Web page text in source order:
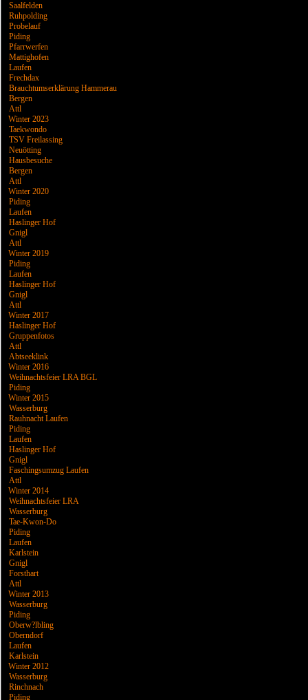
Saalfelden
Ruhpolding
Probelauf
Piding
Pfarrwerfen
Mattighofen
Laufen
Frechdax
Brauchtumserklärung Hammerau
Bergen
Attl
Winter 2023
Taekwondo
TSV Freilassing
Neuötting
Hausbesuche
Bergen
Attl
Winter 2020
Piding
Laufen
Haslinger Hof
Gnigl
Attl
Winter 2019
Piding
Laufen
Haslinger Hof
Gnigl
Attl
Winter 2017
Haslinger Hof
Gruppenfotos
Attl
Abtseeklink
Winter 2016
Weihnachtsfeier LRA BGL
Piding
Winter 2015
Wasserburg
Rauhnacht Laufen
Piding
Laufen
Haslinger Hof
Gnigl
Faschingsumzug Laufen
Attl
Winter 2014
Weihnachtsfeier LRA
Wasserburg
Tae-Kwon-Do
Piding
Laufen
Karlstein
Gnigl
Forsthart
Attl
Winter 2013
Wasserburg
Piding
Oberw?lbling
Oberndorf
Laufen
Karlstein
Winter 2012
Wasserburg
Rinchnach
Piding